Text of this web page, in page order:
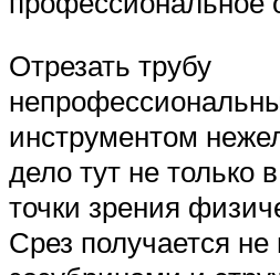
Отрезать трубу
инструментом
дело тут не только
точки зрения
Срез получается не